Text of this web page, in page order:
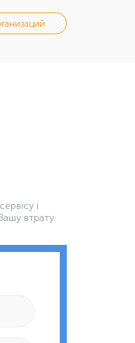
і
втрату.